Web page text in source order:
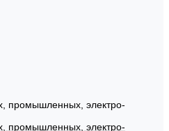
промышленных, электро-
промышленных, электро-